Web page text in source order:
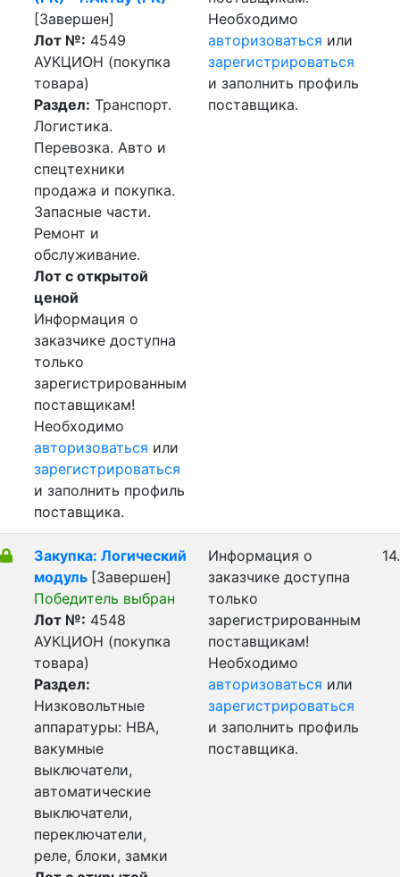
[Завершен]
Лот №: 4549
АУКЦИОН (покупка
товара)
Раздел: Транспорт.
Логистика.
Перевозка. Авто и
спецтехники
продажа и покупка.
Запасные части.
Ремонт и
обслуживание.
Лот с открытой
ценой
Информация о
заказчике доступна
только
зарегистрированным
поставщикам!
Необходимо
авторизоваться или
зарегистрироваться
и заполнить профиль
поставщика.
Необходимо
авторизоваться или
зарегистрироваться
и заполнить профиль
поставщика.
Закупка: Логический
модуль [Завершен]
Победитель выбран
Лот №: 4548
АУКЦИОН (покупка
товара)
Раздел:
Низковольтные
аппаратуры: НВА,
вакумные
выключатели,
автоматические
выключатели,
переключатели,
реле, блоки, замки
Информация о
заказчике доступна
только
зарегистрированным
поставщикам!
Необходимо
авторизоваться или
зарегистрироваться
и заполнить профиль
поставщика.